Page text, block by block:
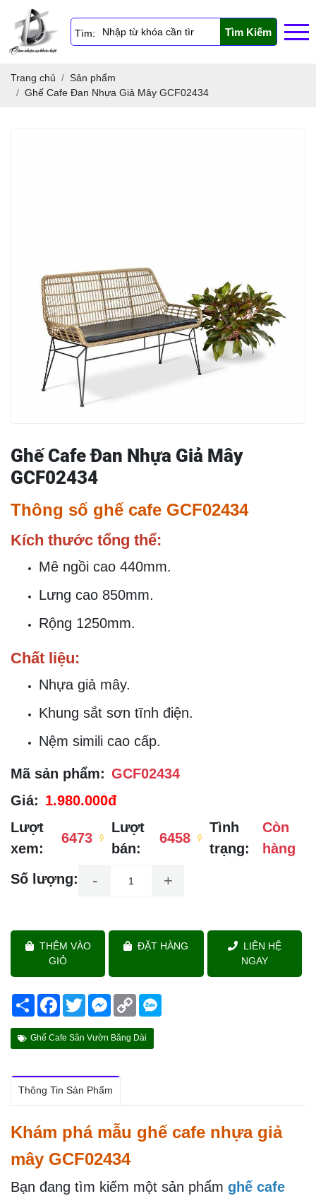
Tìm: Tìm Kiếm
Trang chủ
Sản phẩm
Ghế Cafe Đan Nhựa Giả Mây GCF02434
Ghế Cafe Đan Nhựa Giả Mây
GCF02434
Thông số ghế cafe GCF02434
Kích thước tổng thể:
Mê ngồi cao 440mm.
Lưng cao 850mm.
Rộng 1250mm.
Chất liệu:
Nhựa giả mây.
Khung sắt sơn tĩnh điện.
Nệm simili cao cấp.
Mã sản phẩm: GCF02434
Giá: 1.980.000đ
Lượt
xem:
6473
Lượt
bán:
6458
Tình
trạng:
Còn
hàng
Số lượng:
- +
THÊM VÀO
GIỎ
ĐẶT HÀNG
LIÊN HỆ
NGAY
Share Facebook
TwitterMessenger
Copy
Link
Ghế Cafe Sân Vườn Băng Dài
Thông Tin Sản Phẩm
Khám phá mẫu ghế cafe nhựa giả
mây GCF02434
Bạn đang tìm kiếm một sản phẩm ghế cafe